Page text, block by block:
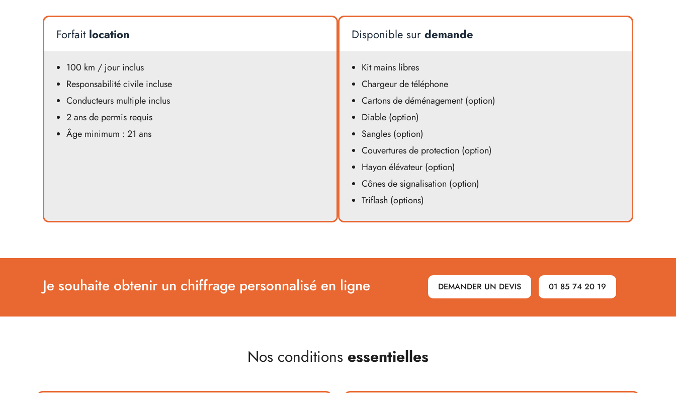
Forfait location
100 km / jour inclus
Responsabilité civile incluse
Conducteurs multiple inclus
2 ans de permis requis
Âge minimum : 21 ans
Disponible sur demande
Kit mains libres
Chargeur de téléphone
Cartons de déménagement (option)
Diable (option)
Sangles (option)
Couvertures de protection (option)
Hayon élévateur (option)
Cônes de signalisation (option)
Triflash (options)
Je souhaite obtenir un chiffrage personnalisé en ligne DEMANDER UN DEVIS 01 85 74 20 19
Nos conditions essentielles